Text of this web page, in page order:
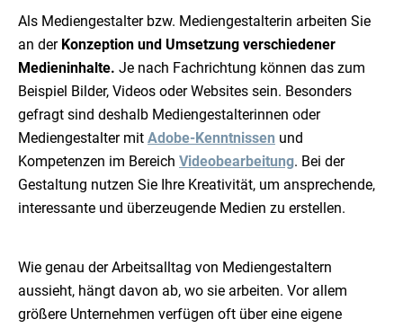
Als Mediengestalter bzw. Mediengestalterin arbeiten Sie
an der Konzeption und Umsetzung verschiedener
Medieninhalte. Je nach Fachrichtung können das zum
Beispiel Bilder, Videos oder Websites sein. Besonders
gefragt sind deshalb Mediengestalterinnen oder
Mediengestalter mit Adobe-Kenntnissen und
Kompetenzen im Bereich Videobearbeitung. Bei der
Gestaltung nutzen Sie Ihre Kreativität, um ansprechende,
interessante und überzeugende Medien zu erstellen.
Wie genau der Arbeitsalltag von Mediengestaltern
aussieht, hängt davon ab, wo sie arbeiten. Vor allem
größere Unternehmen verfügen oft über eine eigene